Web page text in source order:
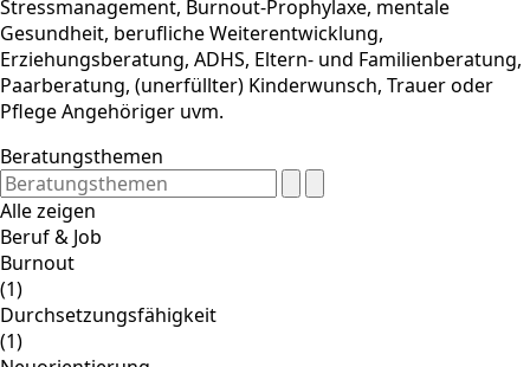
Stressmanagement, Burnout-Prophylaxe, mentale
Gesundheit, berufliche Weiterentwicklung,
Erziehungsberatung, ADHS, Eltern- und Familienberatung,
Paarberatung, (unerfüllter) Kinderwunsch, Trauer oder
Pflege Angehöriger uvm.
Beratungsthemen
Alle zeigen
Beruf & Job
Burnout
(1)
Durchsetzungsfähigkeit
(1)